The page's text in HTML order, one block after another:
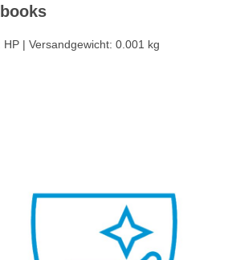
HP | Versandgewicht: 0.001 kg